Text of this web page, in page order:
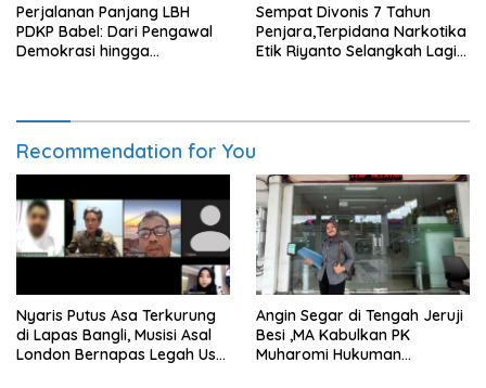
Perjalanan Panjang LBH
PDKP Babel: Dari Pengawal
Demokrasi hingga
Sempat Divonis 7 Tahun
Penjara,Terpidana Narkotika
Etik Riyanto Selangkah Lagi
Recommendation for You
Nyaris Putus Asa Terkurung
di Lapas Bangli, Musisi Asal
London Bernapas Legah Usai
Angin Segar di Tengah Jeruji
Besi ,MA Kabulkan PK
Muharomi Hukuman